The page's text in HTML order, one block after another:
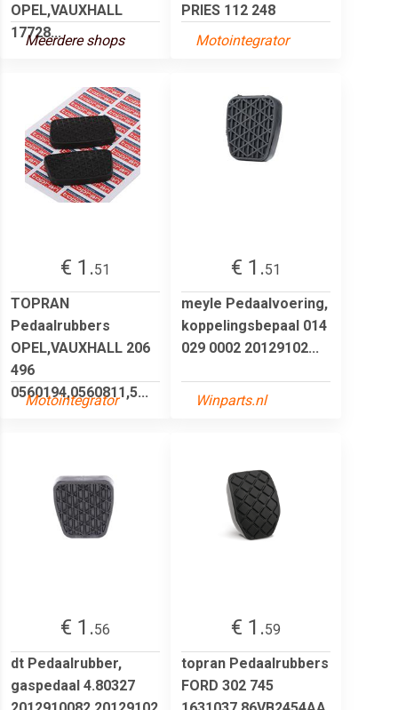
OPEL,VAUXHALL
17728...
Meerdere shops
PRIES 112 248
Motointegrator
€ 1.51
TOPRAN
Pedaalrubbers
OPEL,VAUXHALL 206
496
0560194,0560811,5...
Motointegrator
€ 1.51
meyle Pedaalvoering,
koppelingsbepaal 014
029 0002 20129102...
Winparts.nl
€ 1.56
dt Pedaalrubber,
gaspedaal 4.80327
€ 1.59
topran Pedaalrubbers
FORD 302 745